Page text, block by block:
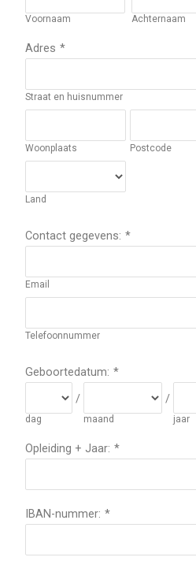
Voornaam Achternaam
Adres *
Straat en huisnummer
Woonplaats Postcode
Land
Contact gegevens: *
Email
Telefoonnummer
Geboortedatum: *
dag
/
maand
/
jaar
Opleiding + Jaar: *
IBAN-nummer: *